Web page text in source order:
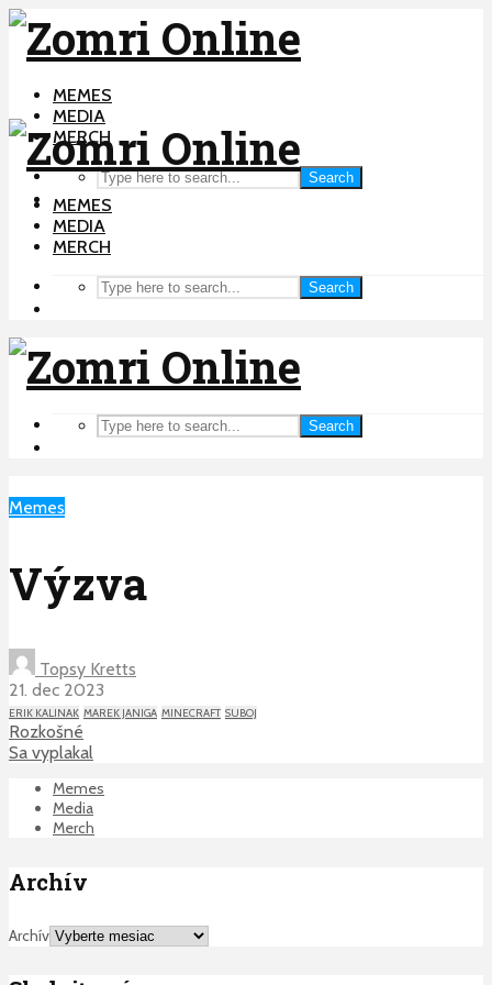
MEMES
MEDIA
MERCH
Search
MEMES
MEDIA
MERCH
Search
Search
Memes
Výzva
Topsy Kretts
21. dec 2023
ERIK KALINAK MAREK JANIGA MINECRAFT SUBOJ
Rozkošné
Sa vyplakal
Memes
Media
Merch
Archív
Archív